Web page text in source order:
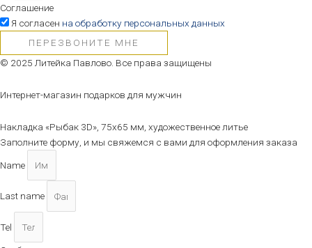
Соглашение
Я согласен на обработку персональных данных
ПЕРЕЗВОНИТЕ МНЕ
© 2025 Литейка Павлово. Все права защищены
Интернет-магазин подарков для мужчин
Накладка «Рыбак 3D», 75х65 мм, художественное литье
Заполните форму, и мы свяжемся с вами для оформления заказа
Name
Last name
Tel